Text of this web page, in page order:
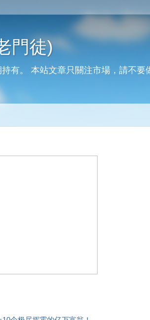
門徒)
有。 本站文章只關注市場，請不要